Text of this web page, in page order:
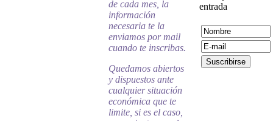
de cada mes, la
información
necesaria te la
enviamos por mail
cuando te inscribas.
Quedamos abiertos
y dispuestos ante
cualquier situación
económica que te
limite, si es el caso,
entrada